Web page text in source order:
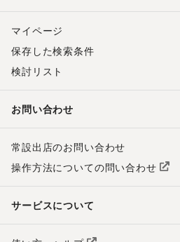
マイページ
保存した検索条件
検討リスト
お問い合わせ
常設出店のお問い合わせ
操作方法についての問い合わせ
サービスについて